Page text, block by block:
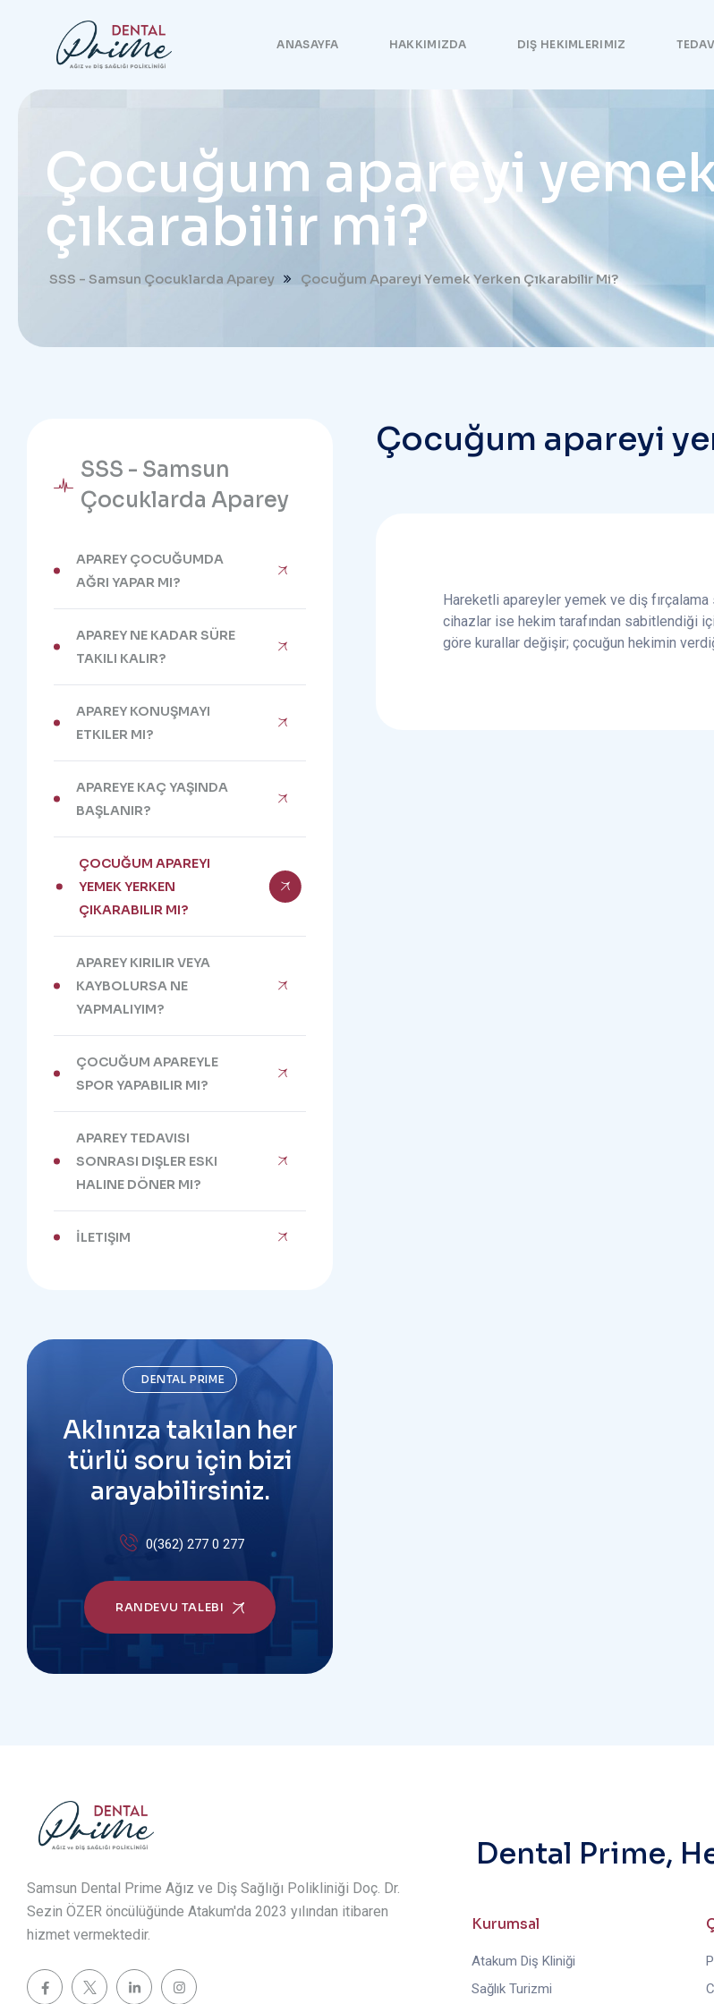
ANASAYFA HAKKIMIZDA DIŞ HEKIMLERIMIZ
Çocuğum apareyi
çıkarabilir mi?
SSS - Samsun Çocuklarda Aparey Çocuğum Apareyi Yemek Yerken Çıkarabilir Mi?
Çocuğum apareyi ye
Hareketli apareyler yemek ve diş fırçalama
cihazlar ise hekim tarafından sabitlendiği
göre kurallar değişir; çocuğun hekimin
SSS - Samsun
Çocuklarda Aparey
APAREY ÇOCUĞUMDA
AĞRI YAPAR MI?
APAREY NE KADAR SÜRE
TAKILI KALIR?
APAREY KONUŞMAYI
ETKILER MI?
APAREYE KAÇ YAŞINDA
BAŞLANIR?
ÇOCUĞUM APAREYI
YEMEK YERKEN
ÇIKARABILIR MI?
APAREY KIRILIR VEYA
KAYBOLURSA NE
YAPMALIYIM?
ÇOCUĞUM APAREYLE
SPOR YAPABILIR MI?
APAREY TEDAVISI
SONRASI DIŞLER ESKI
HALINE DÖNER MI?
İLETIŞIM
DENTAL PRIME
Aklınıza takılan her
türlü soru için bizi
arayabilirsiniz.
0(362) 277 0 277
RANDEVU TALEBI
Dental Prime,
Samsun Dental Prime Ağız ve Diş Sağlığı Polikliniği Doç. Dr.
Sezin ÖZER öncülüğünde Atakum'da 2023 yılından itibaren
hizmet vermektedir.
Kurumsal
Atakum Diş Kliniği
Sağlık Turizmi